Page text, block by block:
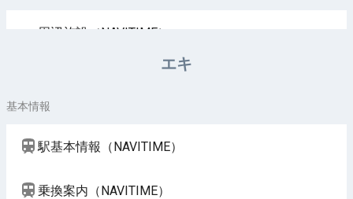
周辺施設（NAVITIME）
エキ
基本情報
駅基本情報（NAVITIME）
乗換案内（NAVITIME）